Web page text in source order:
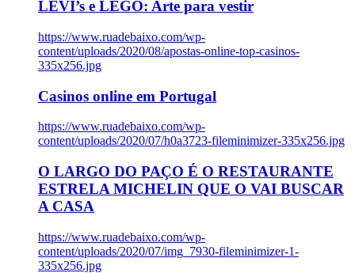
LEVI’s e LEGO: Arte para vestir
https://www.ruadebaixo.com/wp-
content/uploads/2020/08/apostas-online-top-casinos-
335x256.jpg
Casinos online em Portugal
https://www.ruadebaixo.com/wp-
content/uploads/2020/07/h0a3723-fileminimizer-335x256.jpg
O LARGO DO PAÇO É O RESTAURANTE
ESTRELA MICHELIN QUE O VAI BUSCAR
A CASA
https://www.ruadebaixo.com/wp-
content/uploads/2020/07/img_7930-fileminimizer-1-
335x256.jpg